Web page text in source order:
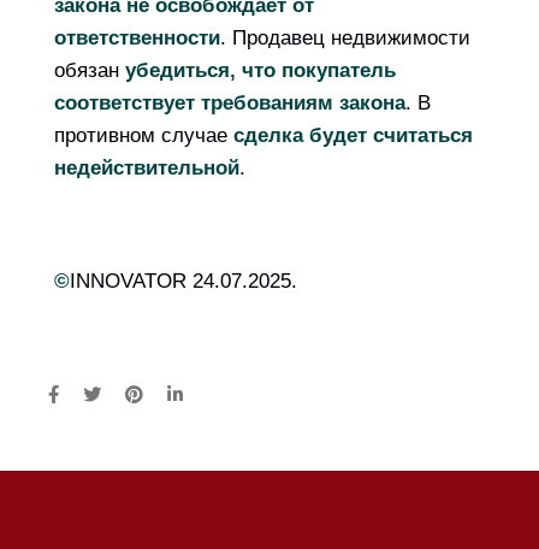
закона не освобождает от
ответственности. Продавец недвижимости
обязан убедиться, что покупатель
соответствует требованиям закона. В
противном случае сделка будет считаться
недействительной.
©INNOVATOR 24.07.2025.